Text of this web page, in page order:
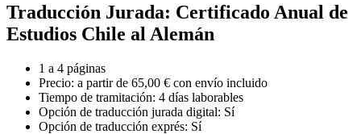
Traducción Jurada: Certificado Anual de
Estudios Chile al Alemán
1 a 4 páginas
Precio: a partir de 65,00 € con envío incluido
Tiempo de tramitación: 4 días laborables
Opción de traducción jurada digital: Sí
Opción de traducción exprés: Sí